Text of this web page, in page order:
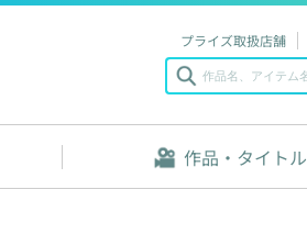
プライズ取扱店舗
作品・タイトル